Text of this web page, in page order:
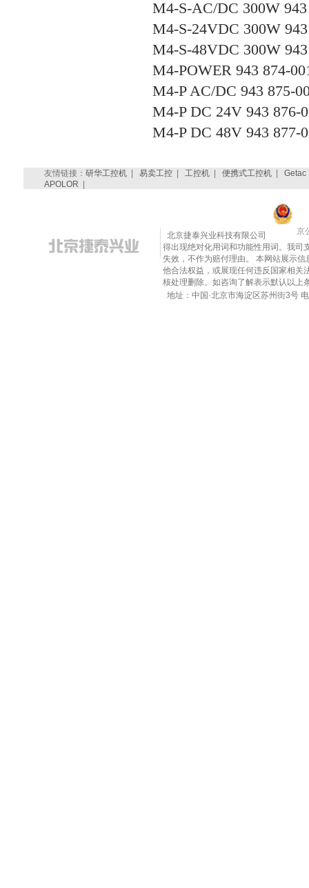
M4-S-AC/DC 300W 943
M4-S-24VDC 300W
M4-S-48VDC 300W
M4-POWER 943 874-
M4-P AC/DC 943 875-
M4-P DC 24V 943 876-
M4-P DC 48V 943 877-
友情链接： 研华工控机| 易卖工控| 工控机| 便携式工控机| Getac
APOLOR
北京捷泰兴业科技有限公司
京
得出现绝对化用词和功能性用词。我司
失效，不作为赔付理由。 本网站展示
他合法权益，或展现任何违反国家相
核处理删除。如咨询了解表示默认以上
地址：中国·北京市海淀区苏州街3号